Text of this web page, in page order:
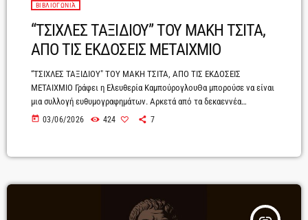
ΒΙΒΛΙΟΓΩΝΙΆ
“ΤΣΙΧΛΕΣ ΤΑΞΙΔΙΟΥ” TΟΥ ΜΑΚΗ ΤΣΙΤΑ,
ΑΠΟ ΤΙΣ ΕΚΔΟΣΕΙΣ ΜΕΤΑΙΧΜΙΟ
“ΤΣΙΧΛΕΣ ΤΑΞΙΔΙΟΥ" ΤOY ΜΑΚΗ ΤΣΙΤΑ, ΑΠΟ ΤΙΣ ΕΚΔΟΣΕΙΣ
ΜΕΤΑΙΧΜΙΟ Γράφει η Ελευθερία ΚαμπούρογλουΘα μπορούσε να είναι
μια συλλογή ευθυμογραφημάτων. Αρκετά από τα δεκαεννέα
διηγήματα περιέχουν ισχυρές δόσεις χιούμορ, όπως το «Συνέβη στο
χαμογελάς με θλίψη για τα μικρά και ευτράπελα της ζωής, για τη
today 03/06/2026 424 7